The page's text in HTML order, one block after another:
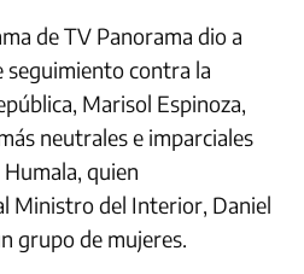
de TV Panorama dio a
seguimiento contra la
Marisol Espinoza,
neutrales e imparciales
quien
Ministro del Interior, Daniel
grupo de mujeres.